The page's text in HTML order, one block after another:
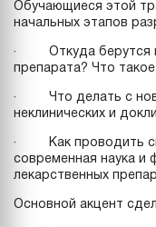
Обучающиеся этой
начальных этапов
· Откуда берутся
препарата? Что
· Что делать с
неклинических и
· Как проводить
современная наука и
лекарственных
Основной акцент